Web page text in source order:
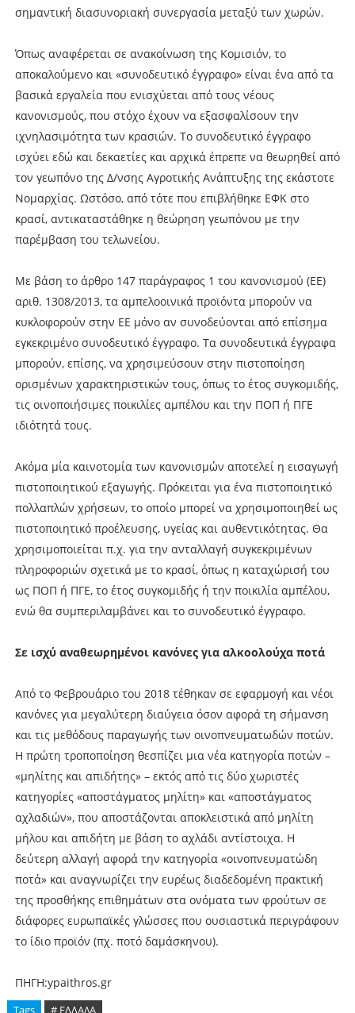
σηµαντική διασυνοριακή συνεργασία µεταξύ των χωρών.
Όπως αναφέρεται σε ανακοίνωση της Κοµισιόν, το
αποκαλούµενο και «συνοδευτικό έγγραφο» είναι ένα από τα
βασικά εργαλεία που ενισχύεται από τους νέους
κανονισµούς, που στόχο έχουν να εξασφαλίσουν την
ιχνηλασιµότητα των κρασιών. Το συνοδευτικό έγγραφο
ισχύει εδώ και δεκαετίες και αρχικά έπρεπε να θεωρηθεί από
τον γεωπόνο της Δ/νσης Αγροτικής Ανάπτυξης της εκάστοτε
Νοµαρχίας. Ωστόσο, από τότε που επιβλήθηκε ΕΦΚ στο
κρασί, αντικαταστάθηκε η θεώρηση γεωπόνου µε την
παρέµβαση του τελωνείου.
Με βάση το άρθρο 147 παράγραφος 1 του κανονισµού (ΕΕ)
αριθ. 1308/2013, τα αµπελοοινικά προϊόντα µπορούν να
κυκλοφορούν στην ΕΕ µόνο αν συνοδεύονται από επίσηµα
εγκεκριµένο συνοδευτικό έγγραφο. Τα συνοδευτικά έγγραφα
µπορούν, επίσης, να χρησιµεύσουν στην πιστοποίηση
ορισµένων χαρακτηριστικών τους, όπως το έτος συγκοµιδής,
τις οινοποιήσιµες ποικιλίες αµπέλου και την ΠΟΠ ή ΠΓΕ
ιδιότητά τους.
Ακόµα µία καινοτοµία των κανονισµών αποτελεί η εισαγωγή
πιστοποιητικού εξαγωγής. Πρόκειται για ένα πιστοποιητικό
πολλαπλών χρήσεων, το οποίο µπορεί να χρησιµοποιηθεί ως
πιστοποιητικό προέλευσης, υγείας και αυθεντικότητας. Θα
χρησιµοποιείται π.χ. για την ανταλλαγή συγκεκριµένων
πληροφοριών σχετικά µε το κρασί, όπως η καταχώρισή του
ως ΠΟΠ ή ΠΓΕ, το έτος συγκοµιδής ή την ποικιλία αµπέλου,
ενώ θα συµπεριλαµβάνει και το συνοδευτικό έγγραφο.
Σε ισχύ αναθεωρημένοι κανόνες για αλκοολούχα ποτά
Από το Φεβρουάριο του 2018 τέθηκαν σε εφαρμογή και νέοι
κανόνες για μεγαλύτερη διαύγεια όσον αφορά τη σήμανση
και τις μεθόδους παραγωγής των οινοπνευματωδών ποτών.
Η πρώτη τροποποίηση θεσπίζει μια νέα κατηγορία ποτών –
«μηλίτης και απιδήτης» – εκτός από τις δύο χωριστές
κατηγορίες «αποστάγματος μηλίτη» και «αποστάγματος
αχλαδιών», που αποστάζονται αποκλειστικά από μηλίτη
μήλου και απιδήτη με βάση το αχλάδι αντίστοιχα. Η
δεύτερη αλλαγή αφορά την κατηγορία «οινοπνευματώδη
ποτά» και αναγνωρίζει την ευρέως διαδεδομένη πρακτική
της προσθήκης επιθημάτων στα ονόματα των φρούτων σε
διάφορες ευρωπαϊκές γλώσσες που ουσιαστικά περιγράφουν
το ίδιο προϊόν (πχ. ποτό δαμάσκηνου).
ΠΗΓΗ:ypaithros.gr
Tags # ΕΛΛΑΔΑ